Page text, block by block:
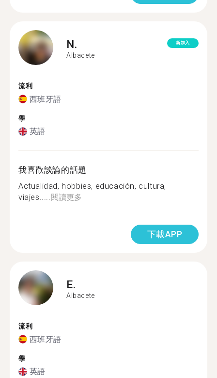
N.
Albacete
新加入
流利
西班牙語
學
英語
我喜歡談論的話題
Actualidad, hobbies, educación, cultura,
viajes.....閱讀更多
下載APP
E.
Albacete
流利
西班牙語
學
英語